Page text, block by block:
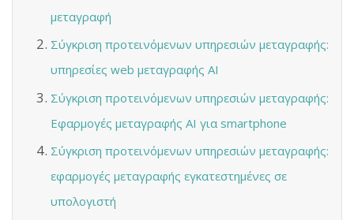
μεταγραφή
Σύγκριση προτεινόμενων υπηρεσιών μεταγραφής:
υπηρεσίες web μεταγραφής AI
Σύγκριση προτεινόμενων υπηρεσιών μεταγραφής:
Εφαρμογές μεταγραφής AI για smartphone
Σύγκριση προτεινόμενων υπηρεσιών μεταγραφής:
εφαρμογές μεταγραφής εγκατεστημένες σε
υπολογιστή